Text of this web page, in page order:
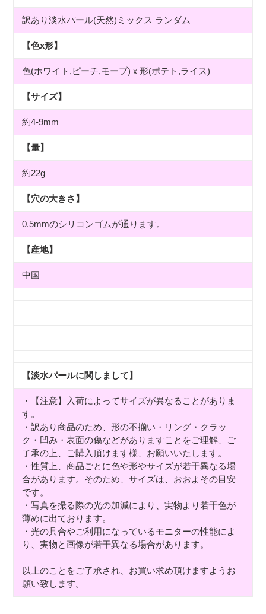
を
加
る
訳あり淡水パール(天然)ミックス ランダム
【色x形】
色(ホワイト,ピーチ,モーブ)ｘ形(ポテト,ライス)
【サイズ】
約4-9mm
【量】
約22g
【穴の大きさ】
0.5mmのシリコンゴムが通ります。
【産地】
中国
【淡水パールに関しまして】
・【注意】入荷によってサイズが異なることがありま
す。
・訳あり商品のため、形の不揃い・リング・クラッ
ク・凹み・表面の傷などがありますことをご理解、ご
了承の上、ご購入頂けます様、お願いいたします。
・性質上、商品ごとに色や形やサイズが若干異なる場
合があります。そのため、サイズは、おおよその目安
です。
・写真を撮る際の光の加減により、実物より若干色が
薄めに出ております。
・光の具合やご利用になっているモニターの性能によ
り、実物と画像が若干異なる場合があります。
以上のことをご了承され、お買い求め頂けますようお
願い致します。